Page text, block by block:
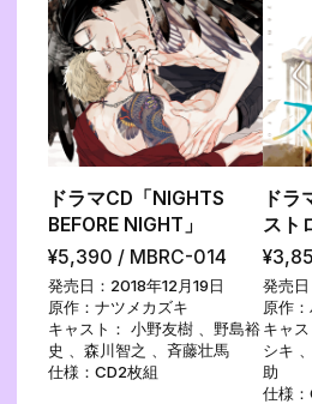
ドラマCD「NIGHTS
BEFORE NIGHT」
¥5,390 / MBRC-014
発売日：2018年12月19日
原作：ナツメカズキ
キャスト： 小野友樹 、野島裕
史 、森川智之 、斉藤壮馬
仕様：CD2枚組
ドラ
スト
発売
原作
キャ
シキ
助
仕様：